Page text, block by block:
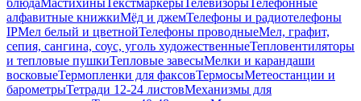
блюдаМастихиныТекстмаркерыТелевизорыТелефонные
алфавитные книжкиМёд и джемТелефоны и радиотелефоны
IPМел белый и цветнойТелефоны проводныеМел, графит,
сепия, сангина, соус, уголь художественныеТепловентиляторы
и тепловые пушкиТепловые завесыМелки и карандаши
восковыеТермопленки для факсовТермосыМетеостанции и
барометрыТетради 12-24 листовМеханизмы для